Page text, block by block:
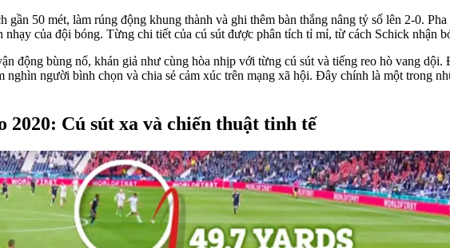
gần 50 mét, làm rúng động khung thành và ghi thêm bàn thắng nâng tỷ số lên 2-0.
nhạy của đội bóng. Từng chi tiết của cú sút được phân tích tỉ mỉ, từ cách Schick nhận
động bùng nổ, khán giả như cùng hòa nhịp với từng cú sút và tiếng reo hò vang
nghìn người bình chọn và chia sẻ cảm xúc trên mạng xã hội. Đây chính là một trong
2020: Cú sút xa và chiến thuật tinh tế